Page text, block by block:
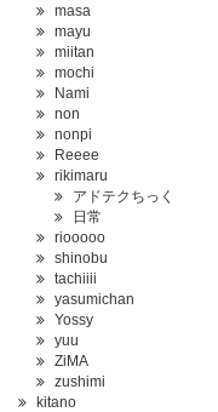
masa
mayu
miitan
mochi
Nami
non
nonpi
Reeee
rikimaru
アドテクちっく
日常
riooooo
shinobu
tachiiii
yasumichan
Yossy
yuu
ZiMA
zushimi
kitano